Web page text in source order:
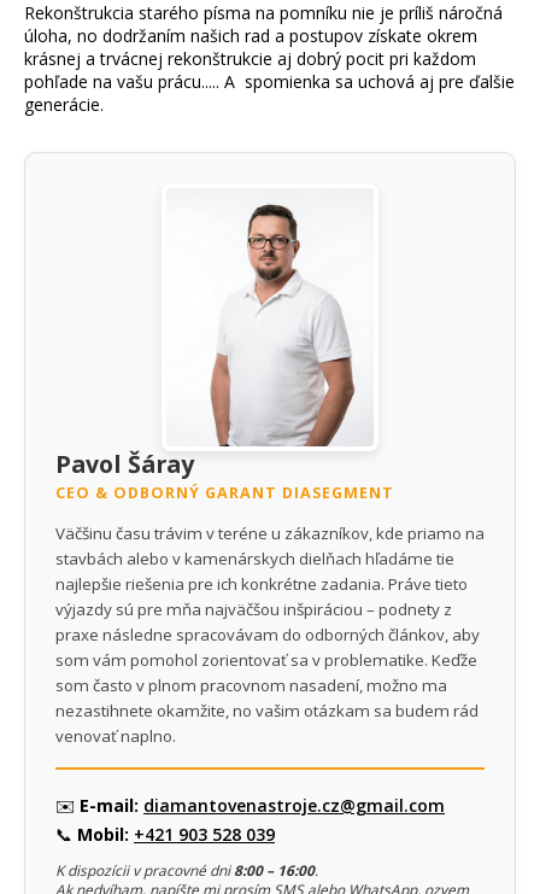
Rekonštrukcia starého písma na pomníku nie je príliš náročná
úloha, no dodržaním našich rad a postupov získate okrem
krásnej a trvácnej rekonštrukcie aj dobrý pocit pri každom
pohľade na vašu prácu..... A spomienka sa uchová aj pre ďalšie
generácie.
Pavol Šáray
CEO & ODBORNÝ GARANT DIASEGMENT
Väčšinu času trávim v teréne u zákazníkov, kde priamo na
stavbách alebo v kamenárskych dielňach hľadáme tie
najlepšie riešenia pre ich konkrétne zadania. Práve tieto
výjazdy sú pre mňa najväčšou inšpiráciou – podnety z
praxe následne spracovávam do odborných článkov, aby
som vám pomohol zorientovať sa v problematike. Keďže
som často v plnom pracovnom nasadení, možno ma
nezastihnete okamžite, no vašim otázkam sa budem rád
venovať naplno.
✉️ E-mail: diamantovenastroje.cz@gmail.com
📞 Mobil: +421 903 528 039
K dispozícii v pracovné dni8:00 – 16:00.
Ak nedvíham, napíšte mi prosím SMS alebo WhatsApp, ozvem